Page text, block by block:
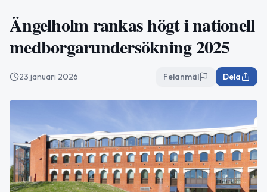
Ängelholm rankas högt i nationell
medborgarundersökning 2025
23 januari 2026 Felanmäl Dela